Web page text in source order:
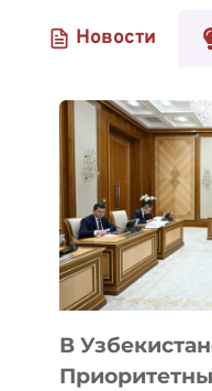
Новости
В